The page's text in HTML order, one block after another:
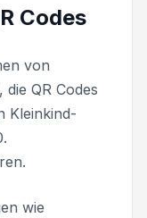
Codes
von
QR Codes
Kleinkind-
wie